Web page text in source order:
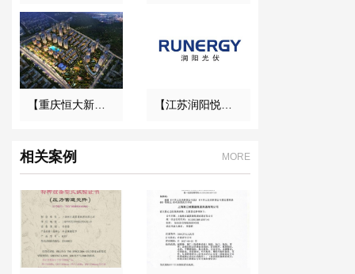
【重庆恒大新城永久用电工程】变压器减震器 【江苏润阳悦达光伏】橡胶接头合同
相关案例 MORE